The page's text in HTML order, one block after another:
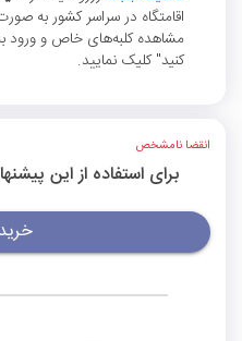
اقامتگاه در سراسر کشور به
مشاهده کلبه‌های خاص و ورود
کنید" کلیک نمایید.
انقضا نامشخص
برای استفاده از این